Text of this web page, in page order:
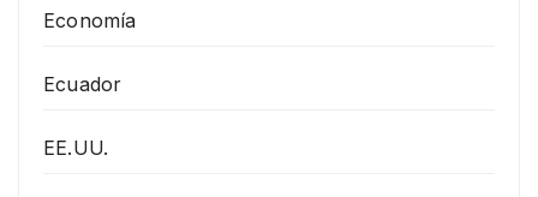
Economía
Ecuador
EE.UU.